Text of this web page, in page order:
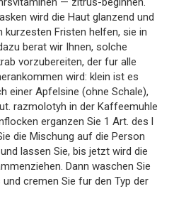
wird die Haut glanzend und
kurzesten Fristen helfen, sie in
berat wir Ihnen, solche
vorzubereiten, der fur alle
wird: klein ist es
einer Apfelsine (ohne Schale),
razmolotyh in der Kaffeemuhle
erganzen Sie 1 Art. des l
die Mischung auf die Person
lassen Sie, bis jetzt wird die
Dann waschen Sie
cremen Sie fur den Typ der